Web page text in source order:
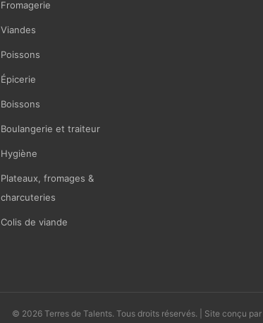
Fromagerie
Viandes
Poissons
Épicerie
Boissons
Boulangerie et traiteur
Hygiène
Plateaux, fromages &
charcuteries
Colis de viande
© 2026 Terres de Talents. Tous droits réservés. | Site conçu par